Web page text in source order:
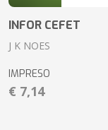
INFOR CEFET
J K NOES
IMPRESO
€ 7,14